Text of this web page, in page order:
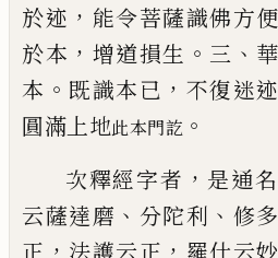
於迹 ， 能令菩薩識佛方便
於本 ， 增道損生 。 三 、
本 。 既識本已 ， 不復迷迹
圓滿上地此本門訖 。
次釋經字者 ， 是通
云薩達磨 、 分陀利 、 修
正 ， 法護云正 ， 羅什云妙